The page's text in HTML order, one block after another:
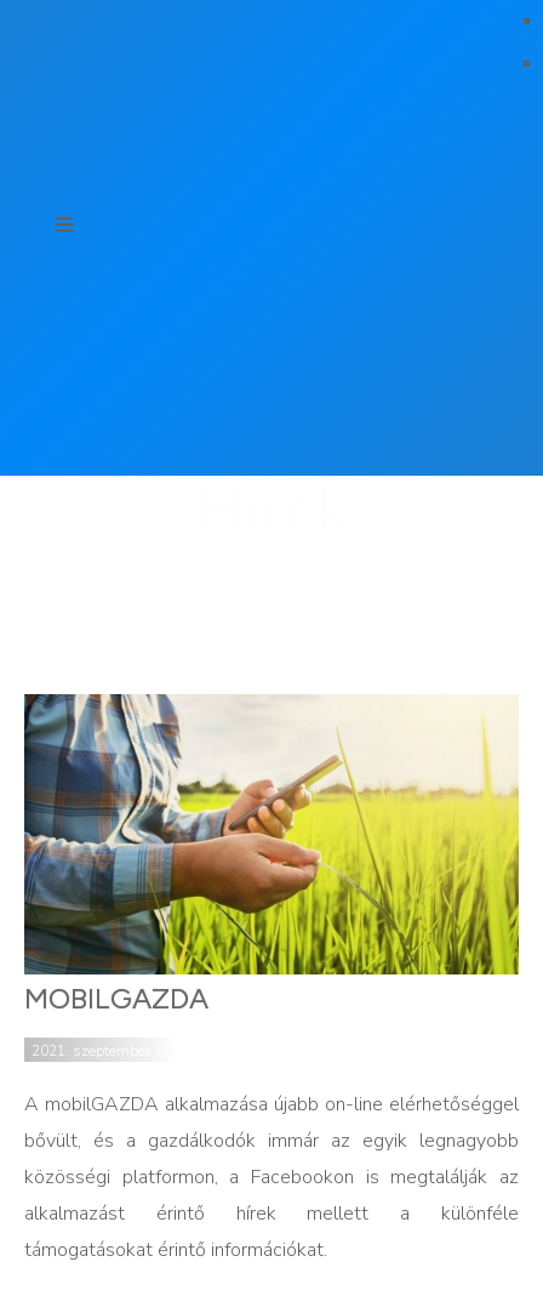
MOBILGAZDA
2021. szeptember 17.
A mobilGAZDA alkalmazása újabb on-line elérhetőséggel
bővült, és a gazdálkodók immár az egyik legnagyobb
közösségi platformon, a Facebookon is megtalálják az
alkalmazást érintő hírek mellett a különféle
támogatásokat érintő információkat.